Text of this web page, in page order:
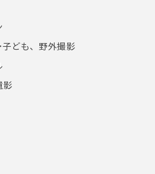
ども、野外撮影
影